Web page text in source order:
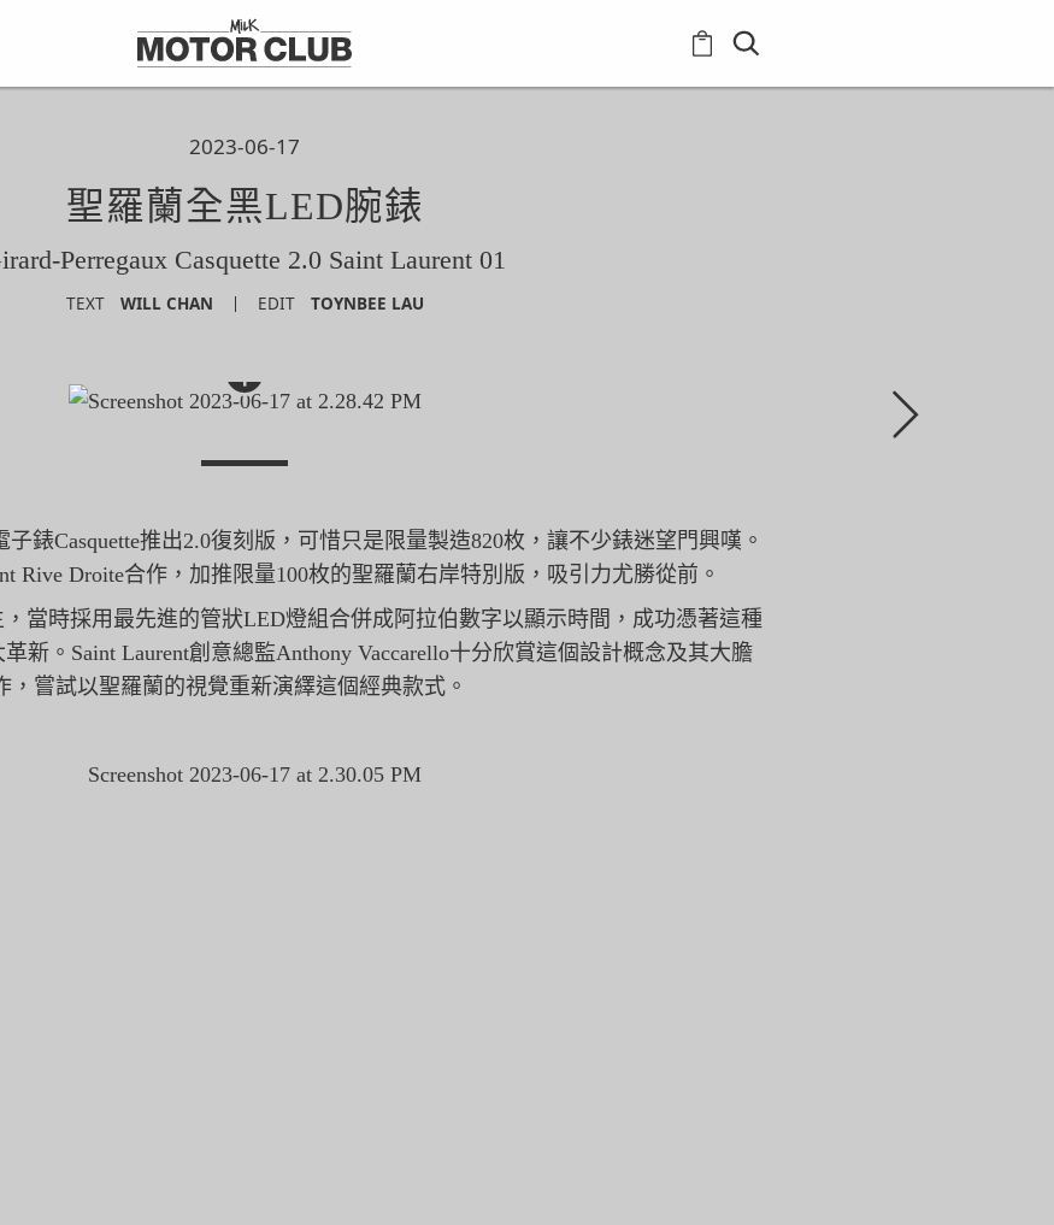
2023-06-17
聖羅蘭全黑LED腕錶
Perregaux Casquette 2.0 Saint Laurent 01
TEXT WILL CHAN EDIT TOYNBEE LAU
+
錶Casquette推出2.0復刻版，可惜只是限量製造820枚，讓不少錶迷望門興嘆。
Rive Droite合作，加推限量100枚的聖羅蘭右岸特別版， 吸引力尤勝從前。
當時採用最先進的管狀LED燈組合併成阿拉伯數字以顯示時間， 成功憑著這種
新。Saint Laurent創意總監Anthony Vaccarello十分欣賞這個設計概念及其大膽
， 嘗試以聖羅蘭的視覺重新演繹這個經典款式。